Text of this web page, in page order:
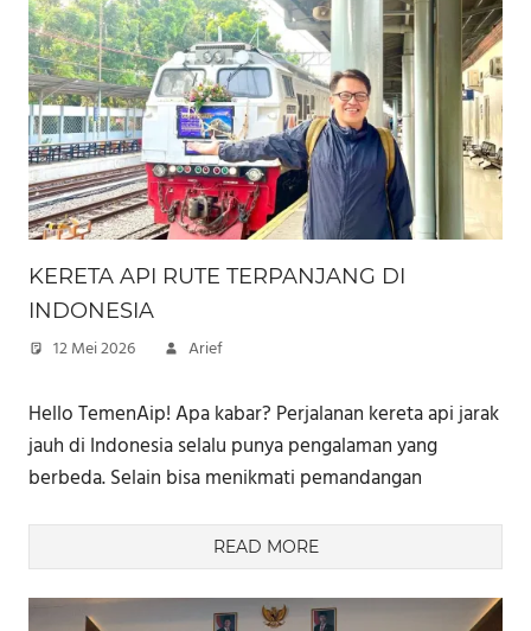
KERETA API RUTE TERPANJANG DI
INDONESIA
12 Mei 2026 Arief
Hello TemenAip! Apa kabar? Perjalanan kereta api jarak
jauh di Indonesia selalu punya pengalaman yang
berbeda. Selain bisa menikmati pemandangan
READ MORE